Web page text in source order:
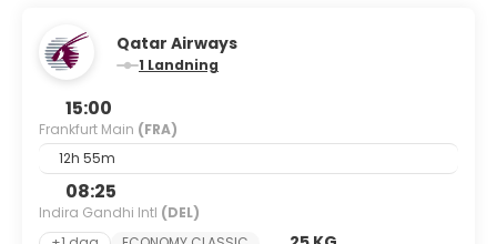
Qatar Airways
1 Landning
15:00
Frankfurt Main (FRA)
12h 55m
08:25
Indira Gandhi Intl (DEL)